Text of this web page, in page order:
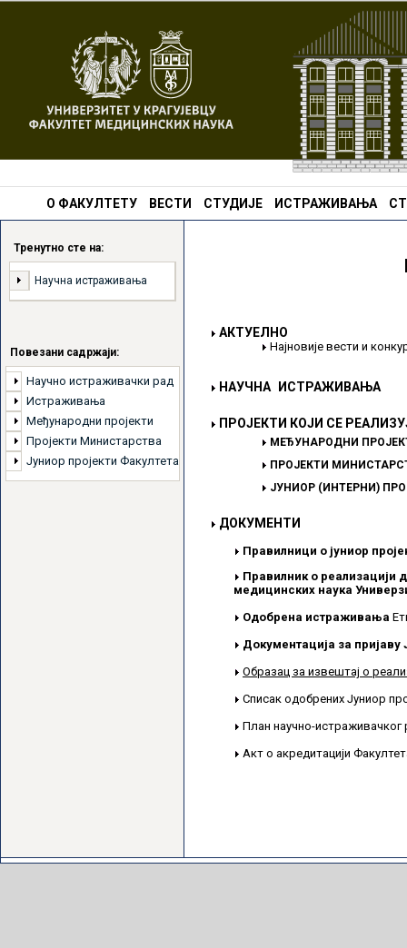
О ФАКУЛТЕТУ ВЕСТИ СТУДИЈЕ ИСТРАЖИВАЊА
Тренутно сте на:
Научна истраживања
Повезани садржаји:
Научно истраживачки рад
Истраживања
Међународни пројекти
Пројекти Министарства
Јуниор пројекти Факултета
АКТУЕЛНО
Најновије вести и
НАУЧНА ИСТРАЖИВАЊА
ПРОЈЕКТИ КОЈИ СЕ
МЕЂУНАРОДНИ
ПРОЈЕКТИ
ЈУНИОР (ИНТЕРНИ)
ДОКУМЕНТИ
Правилници о јуниор
Правилник о реализацији
медицинских наука
Одобрена истраживања
Документација за
Образац за извештај о
Списак одобрених Јуниор
План научно-истраживачког
Акт о акредитацији